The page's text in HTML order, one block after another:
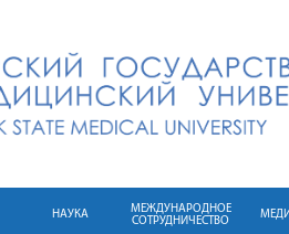
НАУКА
МЕЖДУНАРОДНОЕ
СОТРУДНИЧЕСТВО